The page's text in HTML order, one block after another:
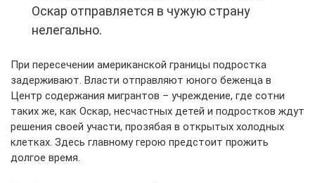
Оскар отправляется в чужую страну
нелегально.
При пересечении американской границы подростка
задерживают. Власти отправляют юного беженца в
Центр содержания мигрантов – учреждение, где сотни
таких же, как Оскар, несчастных детей и подростков ждут
решения своей участи, прозябая в открытых холодных
клетках. Здесь главному герою предстоит прожить
долгое время.